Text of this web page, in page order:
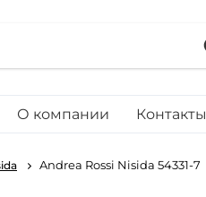
О компании Контакты
Andrea Rossi Nisida 54331-7